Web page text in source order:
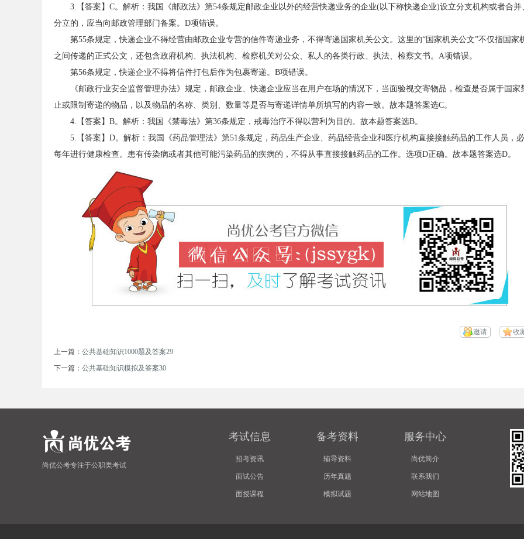
3.【答案】C。解析：我国《邮政法》第54条规定邮政企业以外的经营快递业务的企业(以下称快递企业)设立分支机构或者合并
分立的，应当向邮政管理部门备案。D项错误。
第55条规定，快递企业不得经营由邮政企业专营的信件寄递业务，不得寄递国家机关公文。这里的“国家机关公文”不仅指国家
之间传递的正式公文，还包含政府机构、执法机构、检察机关对公众、私人的各类行政、执法、检察文书。A项错误。
第56条规定，快递企业不得将信件打包后作为包裹寄递。B项错误。
《邮政行业安全监督管理办法》规定，邮政企业、快递企业应当在用户在场的情况下，当面验视交寄物品，检查是否属于国家
止或限制寄递的物品，以及物品的名称、类别、数量等是否与寄递详情单所填写的内容一致。故本题答案选C。
4.【答案】B。解析：我国《禁毒法》第36条规定，戒毒治疗不得以营利为目的。故本题答案选B。
5.【答案】D。解析：我国《药品管理法》第51条规定，药品生产企业、药品经营企业和医疗机构直接接触药品的工作人员，
每年进行健康检查。患有传染病或者其他可能污染药品的疾病的，不得从事直接接触药品的工作。选项D正确。故本题答案选D。
收
邀请
上一篇： 公共基础知识1000题及答案29
下一篇： 公共基础知识模拟及答案30
尚优公考专注于公职类考试
考试信息
招考资讯
面试公告
面授课程
备考资料
辅导资料
历年真题
模拟试题
服务中心
尚优简介
联系我们
网站地图